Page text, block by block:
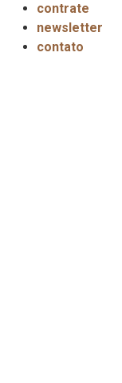
contrate
newsletter
contato